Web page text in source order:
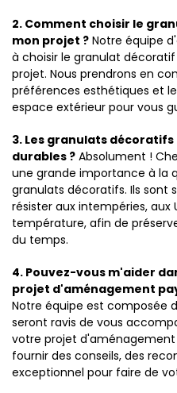
2. Comment choisir le
mon projet ? Notre équipe
à choisir le granulat
projet. Nous prendrons en
préférences esthétiques et
espace extérieur pour vous
3. Les granulats décoratifs
durables ? Absolument !
une grande importance à la
granulats décoratifs. Ils sont
résister aux intempéries,
température, afin de
du temps.
4. Pouvez-vous m'aider
projet d'aménagement
Notre équipe est composée
seront ravis de vous
votre projet d'aménagement
fournir des conseils, des
exceptionnel pour faire de